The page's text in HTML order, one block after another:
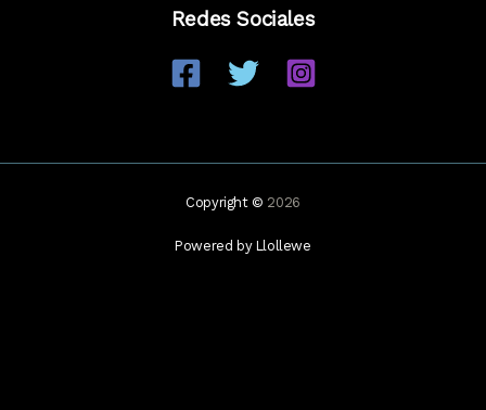
Redes Sociales
Copyright © 2026
Powered by Llollewe